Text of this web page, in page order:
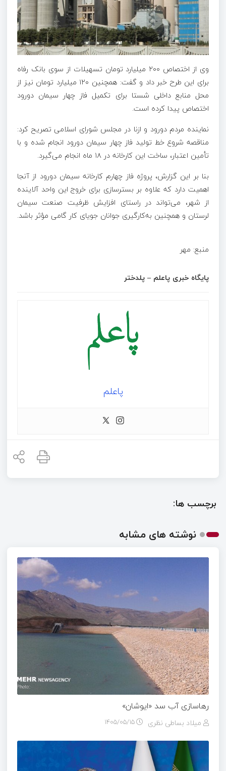
وی از اختصاص ۲۰۰ میلیارد تومان تسهیلات از سوی بانک رفاه
برای این طرح خبر داد و گفت: همچنین ۱۲۰ میلیارد تومان نیز از
محل منابع داخلی شستا برای تکمیل فاز چهار سیمان دورود
اختصاص پیدا کرده است.
نماینده مردمدورود و ازنا در مجلس شورای اسلامی تصریح کرد:
مناقصه شروع خط تولید فاز چهار سیمان دورود انجام شده و با
تأمین اعتبار، ساخت این کارخانه در ۱۸ ماه انجام می‌گیرد.
بنا بر این گزارش، پروژه فاز چهارم کارخانه سیماندورود از آنجا
اهمیت دارد که علاوه بر بسترسازی برای خروج این واحد آلاینده
از شهر، می‌تواند در راستای افزایش ظرفیت صنعت سیمان
لرستان و همچنین به‌کارگیری جوانان جویای کار گامی مؤثر باشد.
منبع: مهر
پایگاه خبری پاعلم – پلدختر
پاعلم
برچسب ها:
نوشته های مشابه
رهاسازی آب سد «ایوشان»
میلاد بساطی نظری ۱۴۰۵/۰۵/۱۵